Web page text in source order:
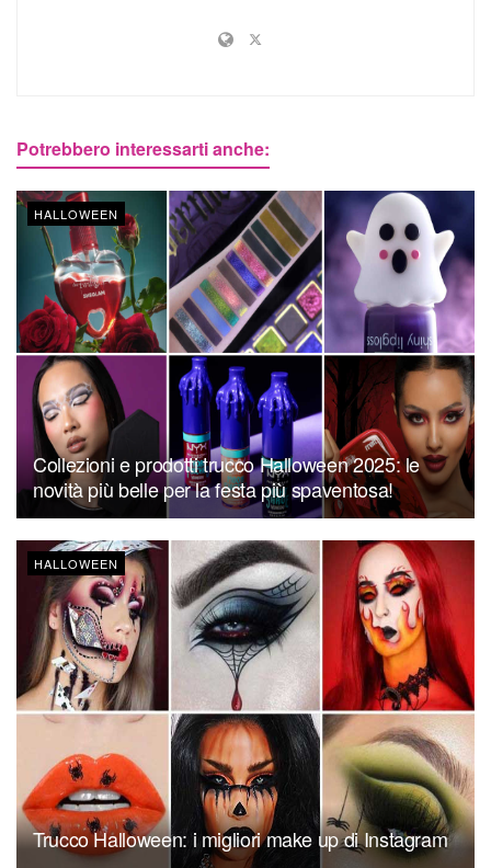
Potrebbero interessarti anche:
HALLOWEEN
Collezioni e prodotti trucco Halloween 2025: le
novità più belle per la festa più spaventosa!
HALLOWEEN
Trucco Halloween: i migliori make up di Instagram